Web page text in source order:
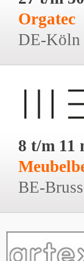
Orgatec
DE-Köln
8 t/m 11
BE-